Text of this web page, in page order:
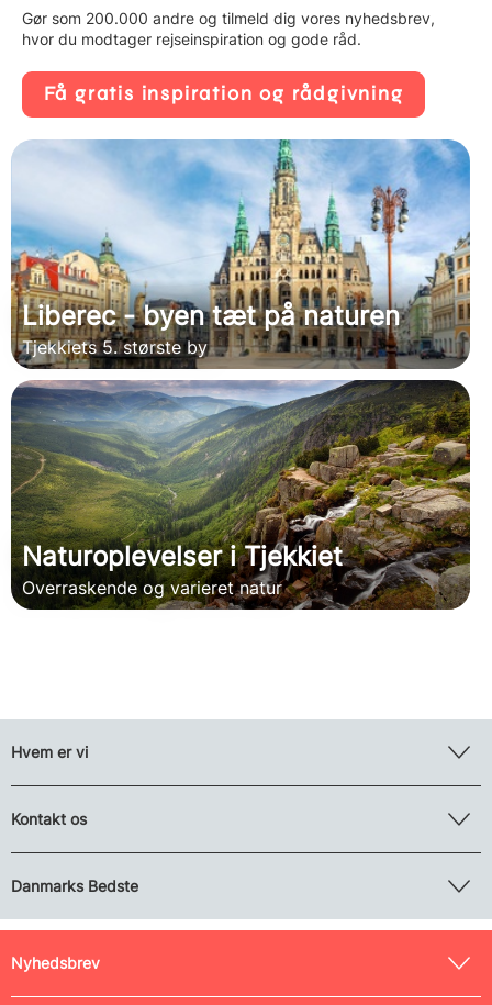
Gør som 200.000 andre og tilmeld dig vores nyhedsbrev,
hvor du modtager rejseinspiration og gode råd.
Få gratis inspiration og rådgivning
Liberec - byen tæt på naturen
Tjekkiets 5. største by
Naturoplevelser i Tjekkiet
Overraskende og varieret natur
Hvem er vi
Kontakt os
Danmarks Bedste
Nyhedsbrev